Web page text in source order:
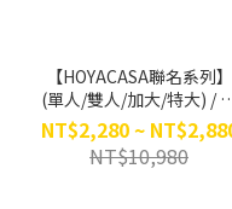
【HOYACASA聯名系列】
(單人/雙人/加大/特大) /
濕排汗天絲兩用被床包組
幸福點點
NT$2,280 ~
NT$10,980